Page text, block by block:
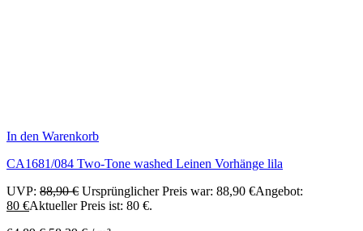
In den Warenkorb
CA1681/084 Two-Tone washed Leinen Vorhänge lila
UVP: 88,90€ Ursprünglicher Preis war: 88,90 €Angebot:
80 €Aktueller Preis ist: 80 €.